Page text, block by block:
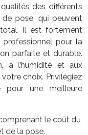
des différents
pose, qui peuvent
total. Il est fortement
pour la
parfaite et durable.
à l’humidité et aux
choix. Privilégiez
pour une meilleure
le coût du
de la pose.